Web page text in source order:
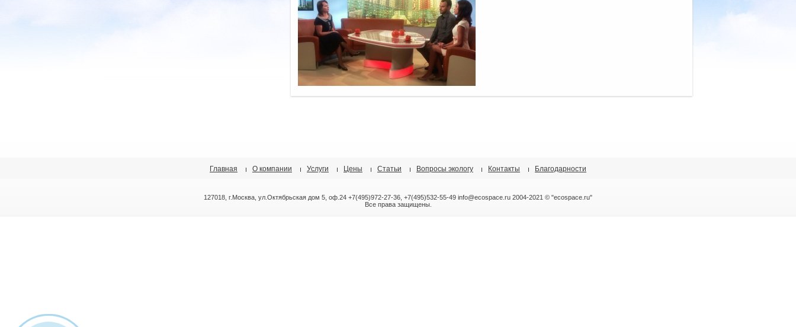
Главная О компании Услуги Цены Статьи Вопросы экологу Контакты Благодарности
127018, г.Москва, ул.Октябрьская дом 5, оф.24 +7(495)972-27-36, +7(495)532-55-49 info@ecospace.ru 2004-2021 © "ecospace.ru"
Все права защищены.